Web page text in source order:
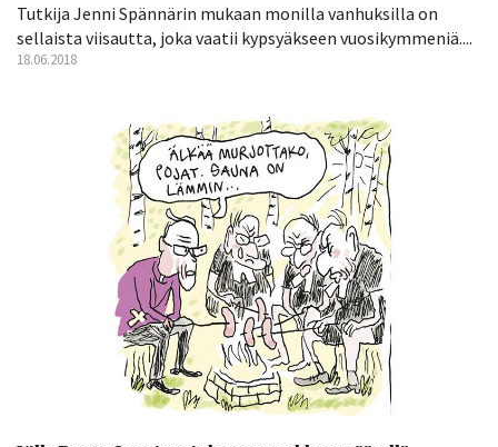
Tutkija Jenni Spännärin mukaan monilla vanhuksilla on
sellaista viisautta, joka vaatii kypsyäkseen vuosikymmeniä....
18.06.2018